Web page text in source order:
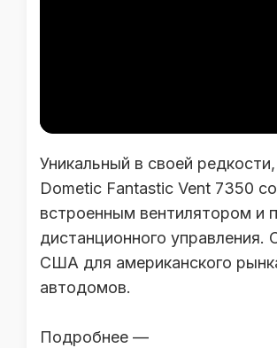
Уникальный в своей
Dometic Fantastic Vent 7350 со
встроенным вентилятором и
дистанционного управления.
США для американского
автодомов.
Подробнее —